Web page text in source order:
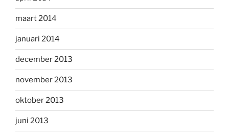
maart 2014
januari 2014
december 2013
november 2013
oktober 2013
juni 2013